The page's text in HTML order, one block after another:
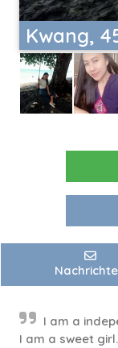
Kwang,
I am a
I am a sweet